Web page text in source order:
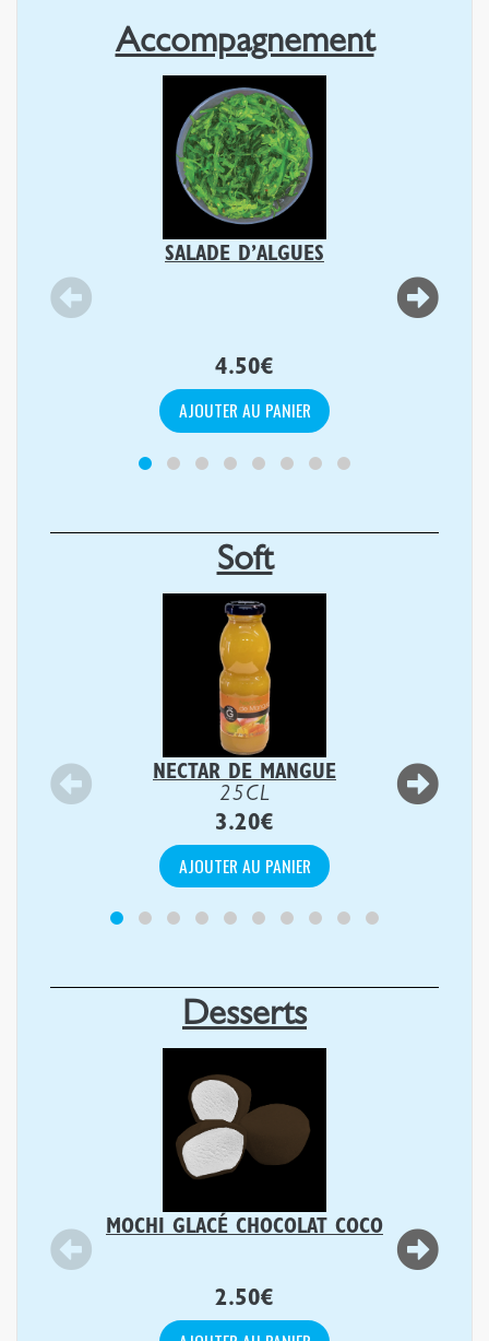
Accompagnement
SALADE D’ALGUES
4.50€
AJOUTER AU PANIER
Soft
NECTAR DE MANGUE
25CL
3.20€
AJOUTER AU PANIER
Desserts
MOCHI GLACÉ CHOCOLAT COCO
2.50€